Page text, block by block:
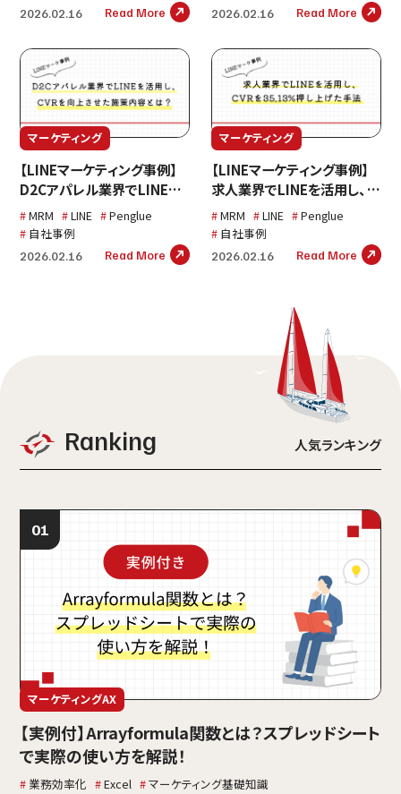
2026.02.16 Read More 2026.02.16 Read More
マーケティング
【LINEマーケティング事例】
D2Cアパレル業界でLINEを
活用し、CVRを79.47%向上
させた施策内容とは？
MRM LINE
Penglue
自社事例
2026.02.16 Read More
マーケティング
【LINEマーケティング事例】
求人業界でLINEを活用し、
CVRを35.13%押し上げた手
法
MRM LINE
Penglue
自社事例
2026.02.16 Read More
Ranking 人気ランキング
マーケティングAX
【実例付】Arrayformula関数とは？スプレッドシート
で実際の使い方を解説！
業務効率化 Excel マーケティング基礎知識